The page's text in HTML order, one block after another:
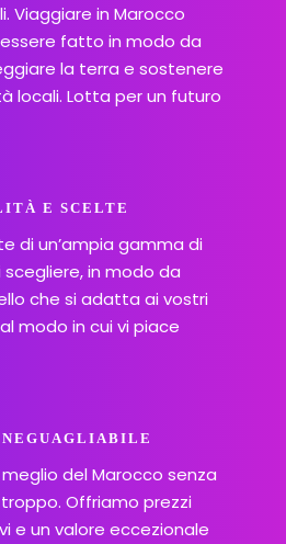
Viaggiare in Marocco
fatto in modo da
la terra e sostenere
locali. Lotta per un futuro
E SCELTE
di un’ampia gamma di
in modo da
che si adatta ai vostri
modo in cui vi piace
del Marocco senza
Offriamo prezzi
e un valore eccezionale